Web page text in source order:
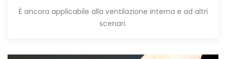
È ancora applicabile alla ventilazione interna e ad altri
scenari.